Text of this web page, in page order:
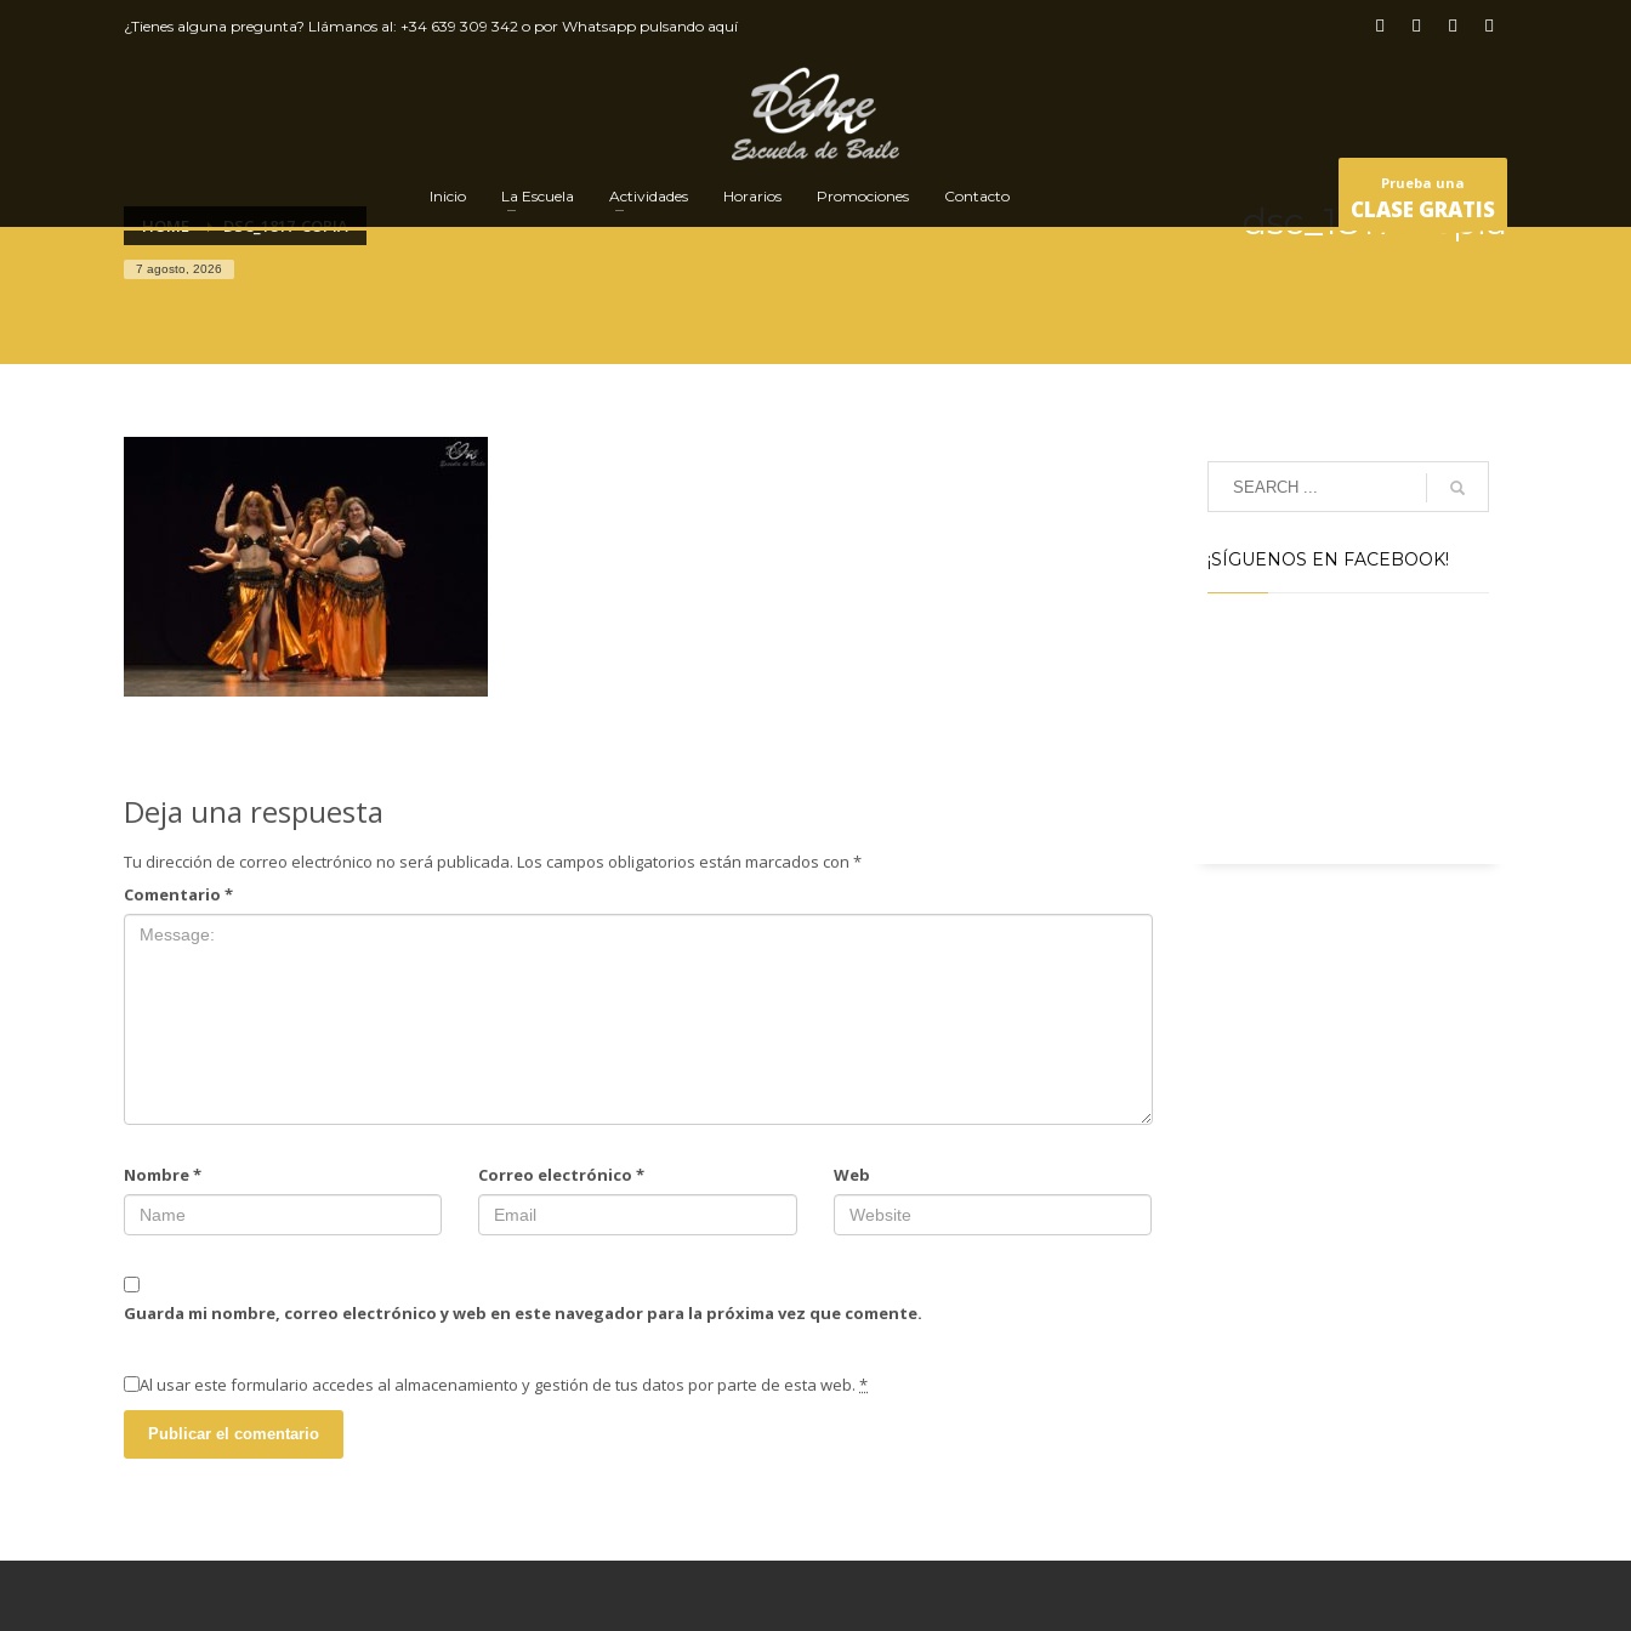
¿Tienes alguna pregunta? Llámanos al: +34 639 309 342 o por Whatsapp pulsando aquí
Inicio La Escuela Actividades Horarios Promociones Contacto
Prueba una
CLASE GRATIS
HOME DSC_1817-COPIA
7 agosto, 2026
dsc_1817-copia
Deja una respuesta
Tu dirección de correo electrónico no será publicada. Los campos obligatorios están marcados con *
Comentario *
Nombre* Correo electrónico* Web
Guarda mi nombre, correo electrónico y web en este navegador para la próxima vez que comente.
Al usar este formulario accedes al almacenamiento y gestión de tus datos por parte de esta web. *
¡SÍGUENOS EN FACEBOOK!